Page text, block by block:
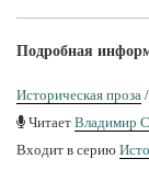
Подробная
Историческая проза /
Читает Владимир
Входит в серию